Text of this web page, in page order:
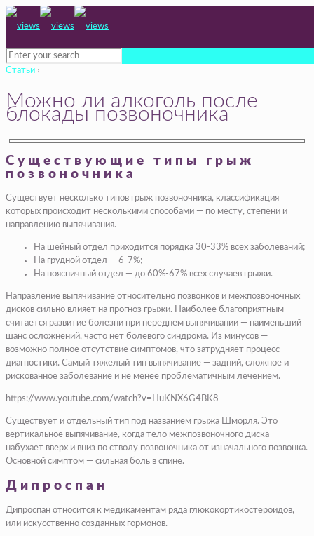
Статьи ›
Можно ли алкоголь после
блокады позвоночника
Существующие типы грыж
позвоночника
Существует несколько типов грыж позвоночника, классификация
которых происходит несколькими способами — по месту, степени и
направлению выпячивания.
На шейный отдел приходится порядка 30-33% всех заболеваний;
На грудной отдел — 6-7%;
На поясничный отдел — до 60%-67% всех случаев грыжи.
Направление выпячивание относительно позвонков и межпозвоночных
дисков сильно влияет на прогноз грыжи. Наиболее благоприятным
считается развитие болезни при переднем выпячивании — наименьший
шанс осложнений, часто нет болевого синдрома. Из минусов —
возможно полное отсутствие симптомов, что затрудняет процесс
диагностики. Самый тяжелый тип выпячивание — задний, сложное и
рискованное заболевание и не менее проблематичным лечением.
https://www.youtube.com/watch?v=HuKNX6G4BK8
Существует и отдельный тип под названием грыжа Шморля. Это
вертикальное выпячивание, когда тело межпозвоночного диска
набухает вверх и вниз по стволу позвоночника от изначального позвонка.
Основной симптом — сильная боль в спине.
Дипроспан
Дипроспан относится к медикаментам ряда глюкокортикостероидов,
или искусственно созданных гормонов.